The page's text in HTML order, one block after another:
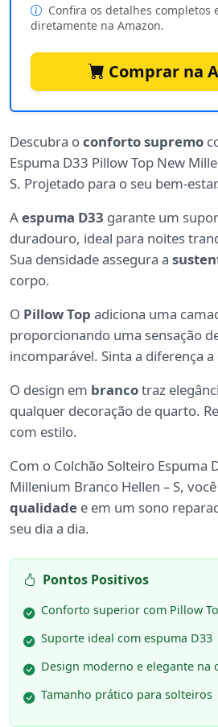
Confira os detalhes completos
diretamente na Amazon.
Comprar na
Descubra oconforto supremo
Espuma D33 Pillow Top New
S. Projetado para o seu bem-
Aespuma D33 garante um
duradouro, ideal para noites
Sua densidade assegura a
corpo.
O Pillow Top adiciona uma
proporcionando uma sensação
incomparável. Sinta a diferença
O design em brancotraz
qualquer decoração de quarto.
com estilo.
Com o Colchão Solteiro Espuma
Millenium Branco Hellen – S,
qualidade e em um sono
seu dia a dia.
Pontos Positivos
Conforto superior com Pillow
Suporte ideal com espuma D33
Design moderno e elegante na
Tamanho prático para solteiros